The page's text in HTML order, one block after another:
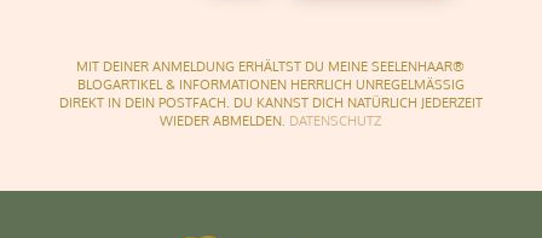
MIT DEINER ANMELDUNG ERHÄLTST DU MEINE SEELENHAAR®
BLOGARTIKEL & INFORMATIONEN HERRLICH UNREGELMÄSSIG
DIREKT IN DEIN POSTFACH. DU KANNST DICH NATÜRLICH JEDERZEIT
WIEDER ABMELDEN. DATENSCHUTZ